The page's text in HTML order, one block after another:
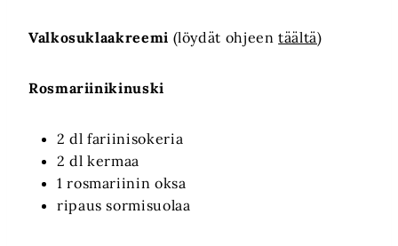
Valkosuklaakreemi (löydät ohjeentäältä)
Rosmariinikinuski
2 dl fariinisokeria
2 dl kermaa
1 rosmariinin oksa
ripaus sormisuolaa